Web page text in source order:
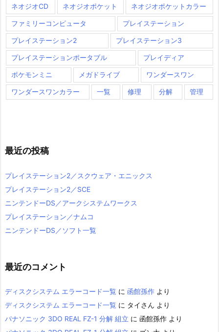
ネオジオCD ネオジオポケット ネオジオポケットカラー
ファミリーコンピュータ プレイステーション
プレイステーション2 プレイステーション3
プレイステーションポータブル プレイディア
ポケモンミニ メガドライブ ワンダースワン
ワンダースワンカラー 一覧 修理 分解 管理
最近の投稿
プレイステーション2／スクウェア・エニックス
プレイステーション2／SCE
ニンテンドーDS／アークシステムワークス
プレイステーション／ナムコ
ニンテンドーDS／ソフト一覧
最近のコメント
ディスクシステム エラーコード一覧 に 函館孫作 より
ディスクシステム エラーコード一覧 に タイさん より
パナソニック 3DO REAL FZ-1 分解 組立 に 函館孫作 より